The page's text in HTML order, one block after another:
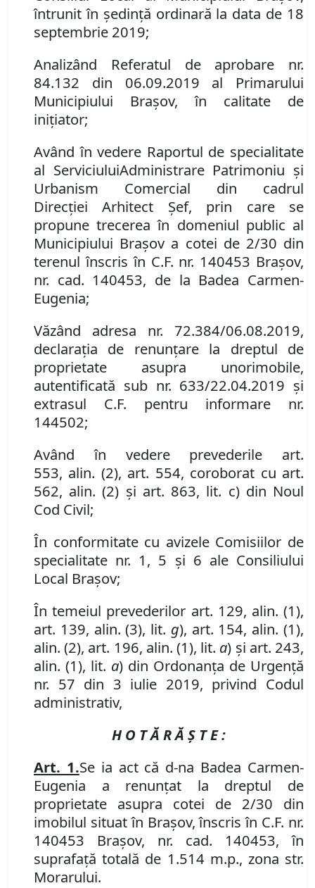
întrunit în ședință ordinară la data de 18
septembrie 2019;
Analizând Referatul de aprobare nr.
84.132 din 06.09.2019 al Primarului
Municipiului Brașov, în calitate de
inițiator;
Având în vedere Raportul de specialitate
al ServiciuluiAdministrare Patrimoniu şi
Urbanism Comercial din cadrul
Direcţiei Arhitect Şef, prin care se
propunetrecerea în domeniul public al
Municipiului Braşov a cotei de 2/30 din
terenul înscris în C.F. nr. 140453 Brașov,
nr. cad. 140453, de la Badea Carmen-
Eugenia;
Văzând adresa nr. 72.384/06.08.2019,
declaraţia de renunţare la dreptul de
proprietate asupra unorimobile,
autentificată sub nr. 633/22.04.2019 și
extrasul C.F. pentru informare nr.
144502;
Având în vedere prevederile art.
553, alin. (2), art. 554, coroborat cu art.
562, alin. (2) și art. 863, lit. c)din Noul
Cod Civil;
În conformitate cu avizele Comisiilor de
specialitate nr. 1, 5 și 6 ale Consiliului
Local Brașov;
În temeiul prevederilor art. 129, alin. (1),
art. 139, alin.(3), lit. g), art. 154, alin. (1),
alin. (2), art. 196, alin. (1), lit. a) și art. 243,
alin. (1), lit. a) din Ordonanța de Urgență
nr. 57 din 3 iulie 2019, privind Codul
administrativ,
H O T Ă R Ă Ş T E :
Art. 1.Se ia act că d-na Badea Carmen-
Eugenia a renunțat la dreptul de
proprietate asupra cotei de 2/30 din
imobilul situat în Brașov, înscris în C.F. nr.
140453 Brașov, nr. cad. 140453, în
suprafață totală de 1.514 m.p., zona str.
Morarului.